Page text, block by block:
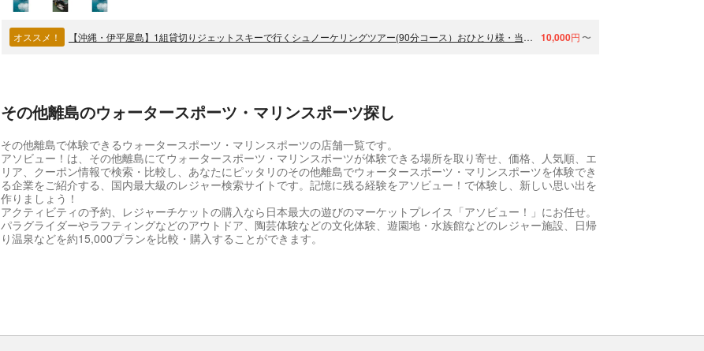
オススメ！ 【沖縄・伊平屋島】1組貸切りジェットスキーで行くシュノーケリングツアー(90分コース）おひとり様・当日予約OK《送迎無料》動画データ無料！ 10,000円 〜
その他離島のウォータースポーツ・マリンスポーツ探し
その他離島で体験できるウォータースポーツ・マリンスポーツの店舗一覧です。
アソビュー！は、その他離島にてウォータースポーツ・マリンスポーツが体験できる場所を取り寄せ、価格、人気順、エ
リア、クーポン情報で検索・比較し、あなたにピッタリのその他離島でウォータースポーツ・マリンスポーツを体験でき
る企業をご紹介する、国内最大級のレジャー検索サイトです。記憶に残る経験をアソビュー！で体験し、新しい思い出を
作りましょう！
アクティビティの予約、レジャーチケットの購入なら日本最大の遊びのマーケットプレイス「アソビュー！」にお任せ。
パラグライダーやラフティングなどのアウトドア、陶芸体験などの文化体験、遊園地・水族館などのレジャー施設、日帰
り温泉などを約15,000プランを比較・購入することができます。